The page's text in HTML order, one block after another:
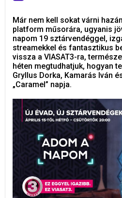
Már nem kell sokat várni
platform műsorára, ugyanis
napom 19 sztárvendéggel,
streamekkel és fantasztikus
vissza a VIASAT3-ra,
héten megtudhatjuk, hogyan
Gryllus Dorka, Kamarás Iván
„Caramel” napja.